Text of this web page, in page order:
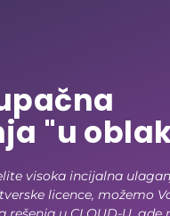
"u
visoka incijalna
licence, možemo